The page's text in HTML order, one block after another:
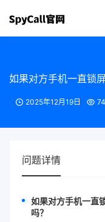
如果对方手机一直锁
2025年12月19日
问题详情
如果对方手机一直
吗？